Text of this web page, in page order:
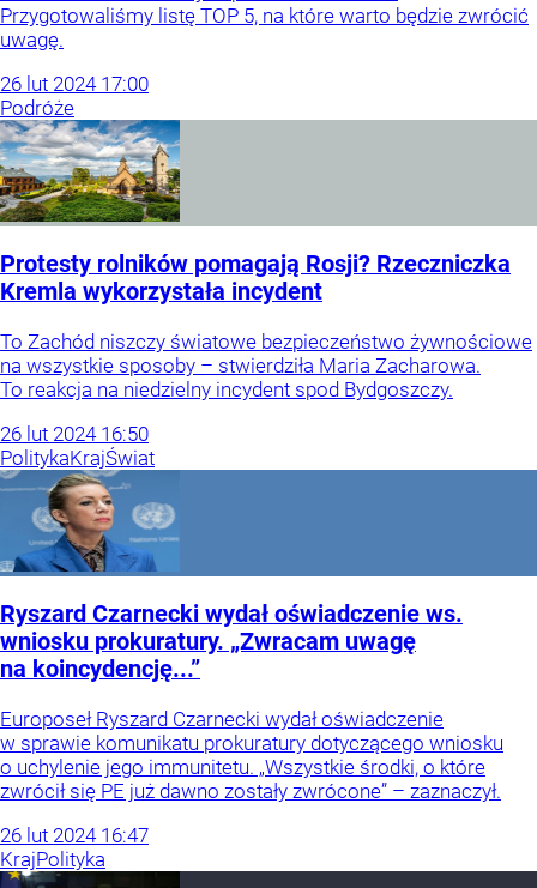
Przygotowaliśmy listę TOP 5, na które warto będzie zwrócić
uwagę.
26 lut 2024 17:00
Podróże
Protesty rolników pomagają Rosji? Rzeczniczka
Kremla wykorzystała incydent
To Zachód niszczy światowe bezpieczeństwo żywnościowe
na wszystkie sposoby – stwierdziła Maria Zacharowa.
To reakcja na niedzielny incydent spod Bydgoszczy.
26 lut 2024 16:50
PolitykaKrajŚwiat
Ryszard Czarnecki wydał oświadczenie ws.
wniosku prokuratury. „Zwracam uwagę
na koincydencję...”
Europoseł Ryszard Czarnecki wydał oświadczenie
w sprawie komunikatu prokuratury dotyczącego wniosku
o uchylenie jego immunitetu. „Wszystkie środki, o które
zwrócił się PE już dawno zostały zwrócone” – zaznaczył.
26 lut 2024 16:47
KrajPolityka